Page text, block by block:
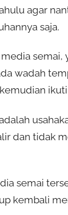
agar
saja.
wadah
dan tidak
semai
kembali